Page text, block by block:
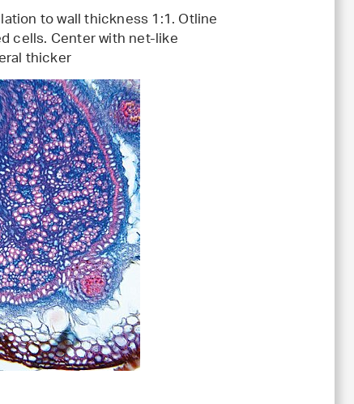
to wall thickness 1:1. Otline
cells. Center with net-like
thicker